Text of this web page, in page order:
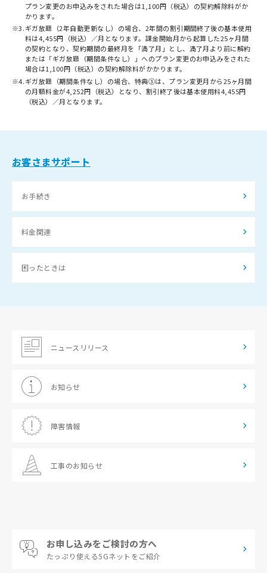
プラン変更のお申込みをされた場合は1,100円（税込）の契約解除料がか
かります。
※3.ギガ放題（2年自動更新なし）の場合、2年間の割引期間終了後の基本使用
料は4,455円（税込）／月となります。課金開始月から起算した25ヶ月間
の契約となり、契約期間の最終月を「満了月」とし、満了月より前に解約
または「ギガ放題（期間条件なし）」へのプラン変更のお申込みをされた
場合は1,100円（税込）の契約解除料がかかります。
※4.ギガ放題（期間条件なし）の場合、特典③は、プラン変更月から25ヶ月間
の月額料金が4,252円（税込）となり、割引終了後は基本使用料4,455円
（税込）／月となります。
お客さまサポート
お手続き
料金関連
困ったときは
ニュースリリース
お知らせ
障害情報
工事のお知らせ
お申し込みをご検討の方へ
たっぷり使える5Gネットをご紹介